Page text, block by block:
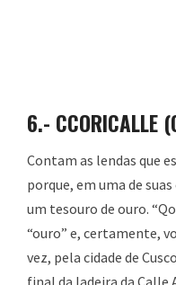
6.- CCORICALLE
Contam as lendas que
porque, em uma de
um tesouro de ouro.
“ouro” e, certamente,
vez, pela cidade de
final da ladeira da Calle